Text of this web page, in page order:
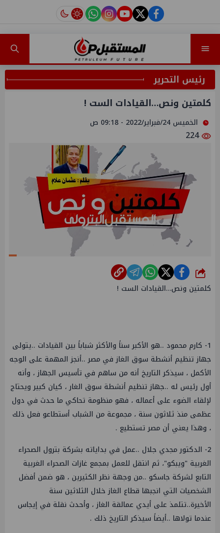
facebook
twitter
youtube
instagram
tiktok
رئيس التحرير
كلمتين ونص…القيادات الست !
الخميس 24/فبراير/2022 - 09:18 ص
224
شارك
كلمتين ونص…القيادات الست !
1- كارم محمود ..هو الأكبر سناً والأكثر شباباً بين القيادات ..يتولى
جهاز تنظيم أنشطة سوق الغاز في مصر ..أنجز المهمة على الوجه
الأكمل ، سيذكر التاريخ أنه من ساهم في تأسيس الجهاز ، وأنه
أول رئيس له ..جهاز تنظيم أنشطة سوق الغار ، كيان كبير ويحتاج
لإلقاء الضوء على أعماله ، فهو منظومة تحاكي ما حدث في دول
عظمى منذ ثلاثون سنة ، مجموعة من الشباب أستطاعو فعل ذلك
، وهذا يعني أن مصر تستطيع .
2- الدكتور مجدي جلال ..عمل في بداياته بشركة بترول الصحراء
الغربية "ويبكو"، ثم انتقل للعمل بمجمع غازات الصحراء الغربية
التابع لشركة جاسكو ..من وجهة نظر الكثيرين ، هو ضمن أفضل
الشخصيات التي انجبها قطاع الغاز خلال الثلاثين سنة
الأخيرة..تتلمذ على أيدي عمالقة الغاز ، وأحدث نقلة في إيجاس
عندما تولاها ..أيضاً سيذكر التاريخ ذلك .